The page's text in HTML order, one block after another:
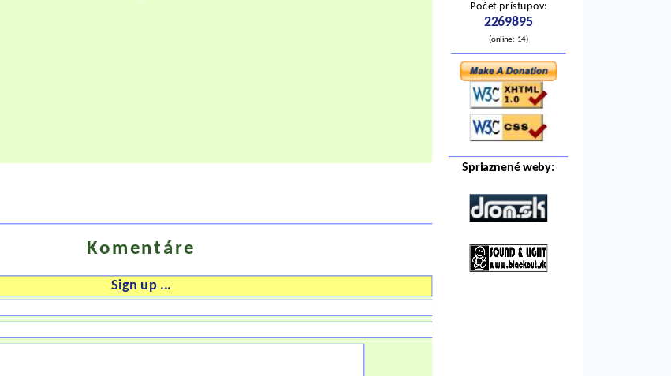
Počet prístupov:
2269895
(online: 14)
Spriaznené weby:
Komentáre
Sign up ...